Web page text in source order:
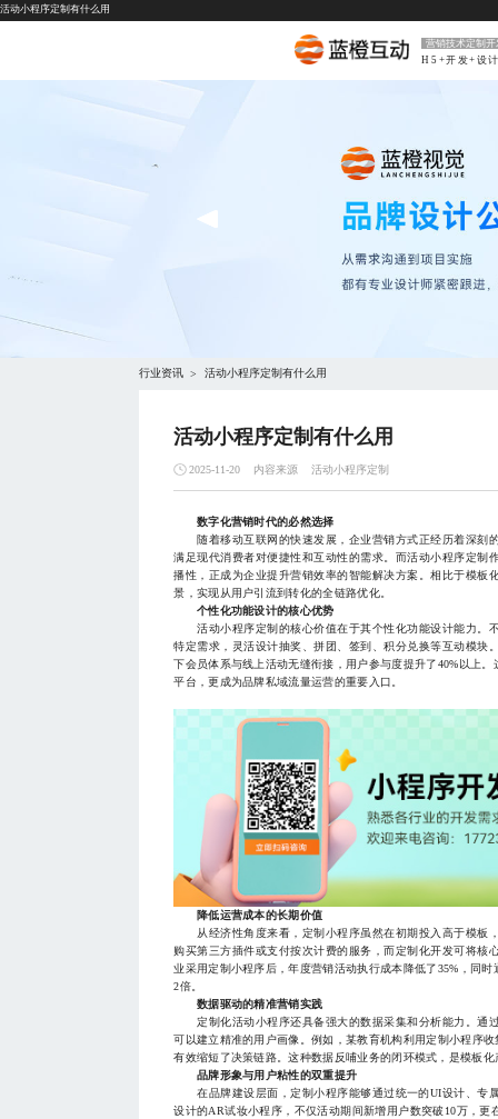
活动小程序定制有什么用
营销技术定制开
H5+开发+设
行业资讯 > 活动小程序定制有什么用
活动小程序定制有什么用
2025-11-20 内容来源 活动小程序定制
数字化营销时代的必然选择
随着移动互联网的快速发展，企业营销方式正经历着深刻
满足现代消费者对便捷性和互动性的需求。而活动小程序定制
播性，正成为企业提升营销效率的智能解决方案。相比于模板
景，实现从用户引流到转化的全链路优化。
个性化功能设计的核心优势
活动小程序定制的核心价值在于其个性化功能设计能力。
特定需求，灵活设计抽奖、拼团、签到、积分兑换等互动模块
下会员体系与线上活动无缝衔接，用户参与度提升了40%以上
平台，更成为品牌私域流量运营的重要入口。
降低运营成本的长期价值
从经济性角度来看，定制小程序虽然在初期投入高于模板
购买第三方插件或支付按次计费的服务，而定制化开发可将核
业采用定制小程序后，年度营销活动执行成本降低了35%，同
2倍。
数据驱动的精准营销实践
定制化活动小程序还具备强大的数据采集和分析能力。通
可以建立精准的用户画像。例如，某教育机构利用定制小程序
有效缩短了决策链路。这种数据反哺业务的闭环模式，是模板
品牌形象与用户粘性的双重提升
在品牌建设层面，定制小程序能够通过统一的UI设计、专
设计的AR试妆小程序，不仅活动期间新增用户数突破10万，